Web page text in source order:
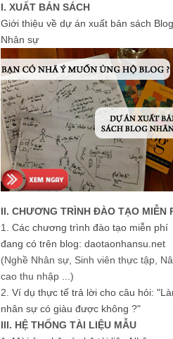
I. XUẤT BẢN SÁCH
Giới thiệu về dự án xuất bản sách Blog
Nhân sự
II. CHƯƠNG TRÌNH ĐÀO TẠO MIỄN
1. Các chương trình đào tạo miễn phí
đang có trên blog: daotaonhansu.net
(Nghề Nhân sự, Sinh viên thực tập,
cao thu nhập ...)
2. Ví dụ thực tế trả lời cho câu hỏi:
nhân sự có giàu được không ?"
III. HỆ THỐNG TÀI LIỆU MẪU